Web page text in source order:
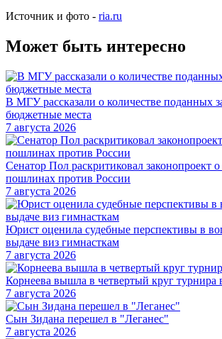
Источник и фото - ria.ru
Может быть интересно
В МГУ рассказали о количестве поданных
бюджетные места
7 августа 2026
Сенатор Пол раскритиковал законопроект
пошлинах против России
7 августа 2026
Юрист оценила судебные перспективы в
выдаче виз гимнасткам
7 августа 2026
Корнеева вышла в четвертый круг турнира
7 августа 2026
Сын Зидана перешел в "Леганес"
7 августа 2026